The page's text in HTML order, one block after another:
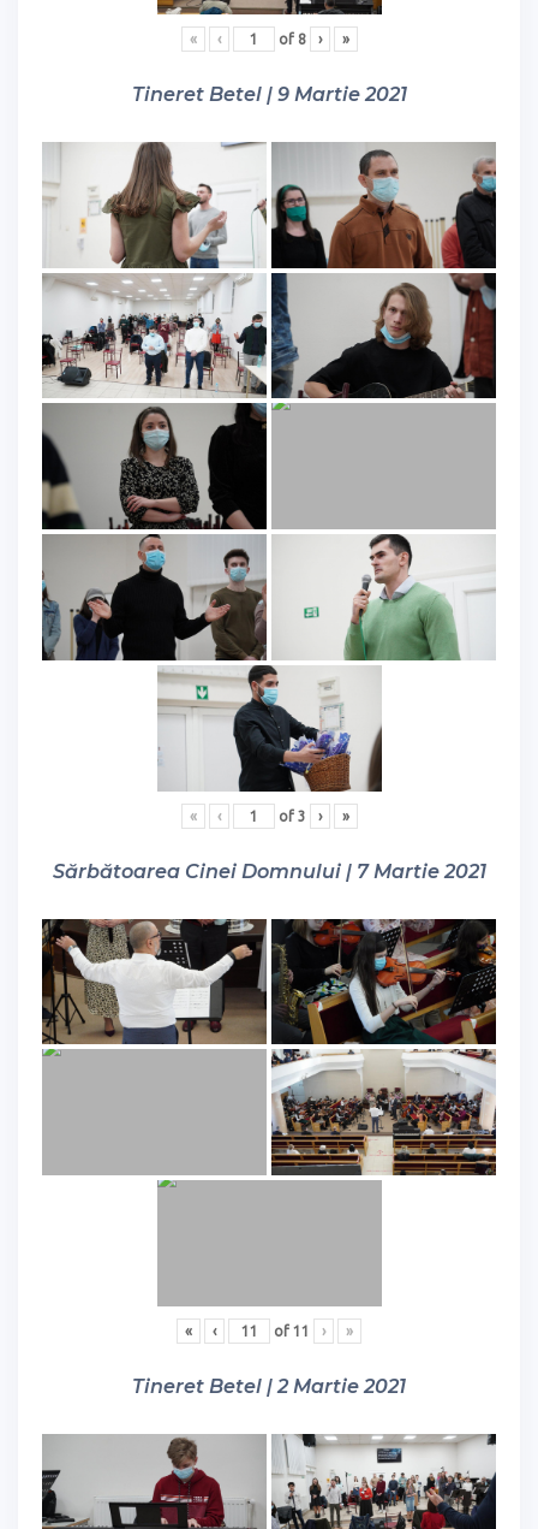
« ‹ of 8 › »
Tineret Betel | 9 Martie 2021
« ‹ of 3 › »
Sărbătoarea Cinei Domnului | 7 Martie 2021
« ‹ of 11 › »
Tineret Betel | 2 Martie 2021